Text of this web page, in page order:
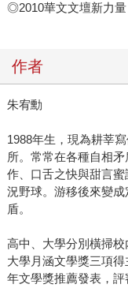
◎2010華文文壇新力量
作者
朱宥勳
1988年生，現為耕莘
所。常常在各種自相
作、口舌之快與甜言
況野球。游移後來變
盾。
高中、大學分別橫掃
大學月涵文學獎三項
年文學獎推薦發表，